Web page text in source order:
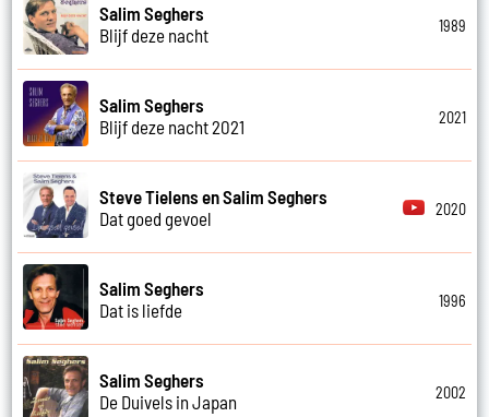
Salim Seghers
Blijf deze nacht
1989
Salim Seghers
Blijf deze nacht 2021
2021
Steve Tielens en Salim Seghers
Dat goed gevoel
2020
Salim Seghers
Dat is liefde
1996
Salim Seghers
De Duivels in Japan
2002